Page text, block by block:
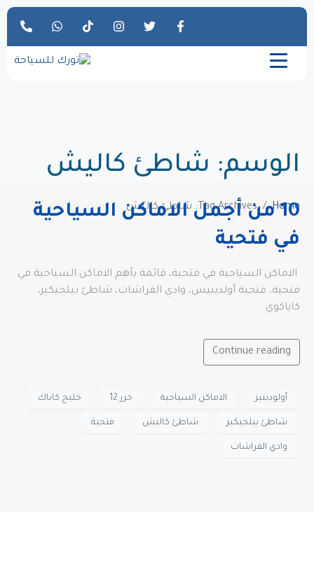
الوسم: شاطئ كاليش
Home Tag Archives: شاطئ كاليش
10 من أجمل الاماكن السياحية
في فتحية
الاماكن السياحية في فتحية، قائمة بأهم الاماكن السياحية في
فتحية، فتحية أولدينيس، وادي الفراشات، شاطئ بيلجيكيز،
كاياكوي
Continue reading
أولودينيز الاماكن السياحية جزر 12 خليج كاباك
شاطئ بيلجيكيز شاطئ كاليش فتحية
وادي الفراشات